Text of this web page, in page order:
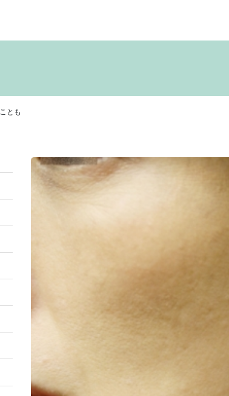
治療 ニキビ痕の凹み（ニキビ痕のクレーター）
療
解注射（BNLS）
花粉症 血管開き 雑誌掲載
とも